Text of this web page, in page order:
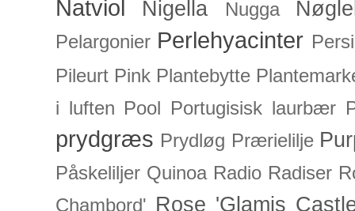
Natviol Nigella Nugga
Pelargonier Perlehyacinter
Pileurt Pink Plantebytte
i luften
Pool Portugisisk laurbær
prydgræs Prydløg Prærielilje
Påskeliljer Quinoa Radio Radiser
Chambord' Rose 'Glamis